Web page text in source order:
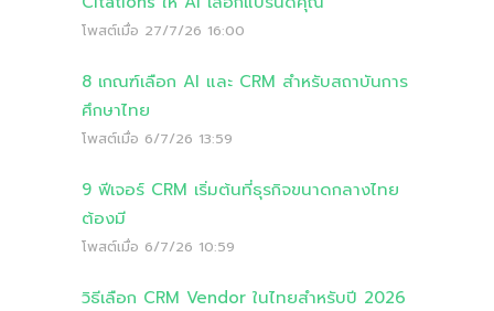
โพสต์เมื่อ 27/7/26 16:00
8 เกณฑ์เลือก AI และ CRM สำหรับสถาบันการ
ศึกษาไทย
โพสต์เมื่อ 6/7/26 13:59
9 ฟีเจอร์ CRM เริ่มต้นที่ธุรกิจขนาดกลางไทย
ต้องมี
โพสต์เมื่อ 6/7/26 10:59
วิธีเลือก CRM Vendor ในไทยสำหรับปี 2026